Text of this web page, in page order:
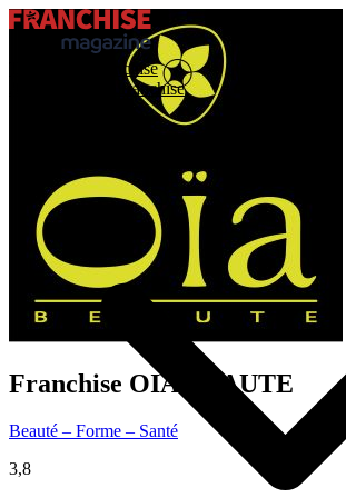
Trouver ma franchise
Actualités de la franchise
Franchise OIA BEAUTE
Beauté – Forme – Santé
3,8